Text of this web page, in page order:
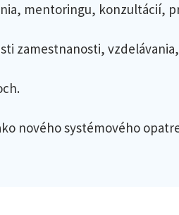
mentoringu, konzultácií,
zamestnanosti,
nového systémového